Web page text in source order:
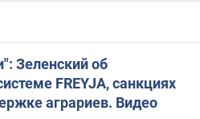
Зеленский об
FREYJA, санкциях
аграриев. Видео